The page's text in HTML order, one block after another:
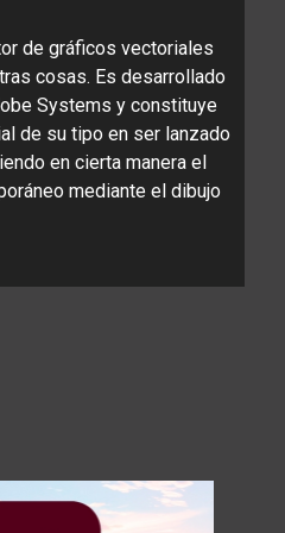
de gráficos vectoriales
cosas. Es desarrollado
Systems y constituye
de su tipo en ser lanzado
en cierta manera el
mediante el dibujo